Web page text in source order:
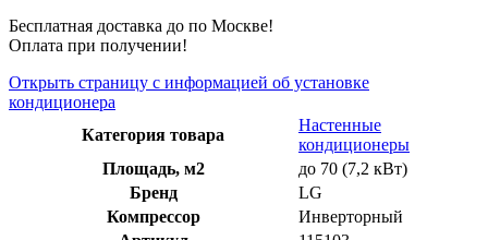
Бесплатная доставка до по Москве!
Оплата при получении!
Открыть страницу с информацией об установке
кондиционера
Категория товара
Настенные
кондиционеры
Площадь, м2
до 70 (7,2 кВт)
Бренд
LG
Компрессор
Инверторный